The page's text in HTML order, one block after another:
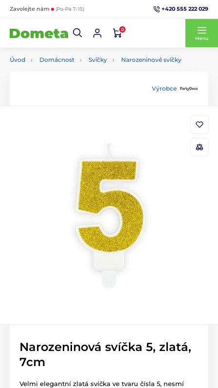
Zavolejte nám (Po-Pá 7-15) +420 555 222 029
0
Menu
Úvod Domácnost Svíčky Narozeninové svíčky
Výrobce
Narozeninová svíčka 5, zlatá,
7cm
Velmi elegantní zlatá svíčka ve tvaru čísla 5, nesmí